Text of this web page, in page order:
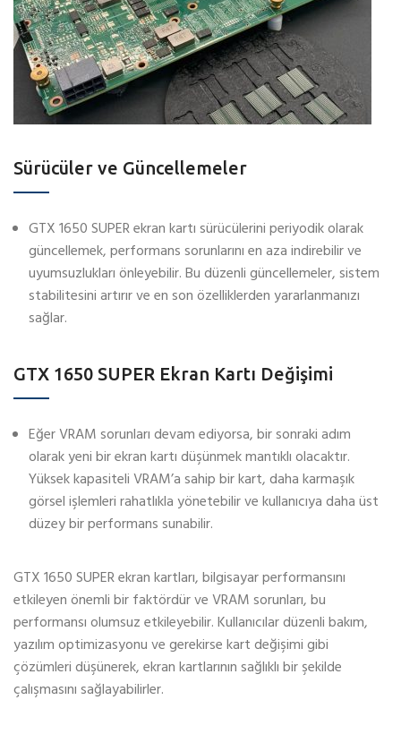
Sürücüler ve Güncellemeler
GTX 1650 SUPER ekran kartı sürücülerini periyodik olarak
güncellemek, performans sorunlarını en aza indirebilir ve
uyumsuzlukları önleyebilir. Bu düzenli güncellemeler, sistem
stabilitesini artırır ve en son özelliklerden yararlanmanızı
sağlar.
GTX 1650 SUPER Ekran Kartı Değişimi
Eğer VRAM sorunları devam ediyorsa, bir sonraki adım
olarak yeni bir ekran kartı düşünmek mantıklı olacaktır.
Yüksek kapasiteli VRAM’a sahip bir kart, daha karmaşık
görsel işlemleri rahatlıkla yönetebilir ve kullanıcıya daha üst
düzey bir performans sunabilir.
GTX 1650 SUPER ekran kartları, bilgisayar performansını
etkileyen önemli bir faktördür ve VRAM sorunları, bu
performansı olumsuz etkileyebilir. Kullanıcılar düzenli bakım,
yazılım optimizasyonu ve gerekirse kart değişimi gibi
çözümleri düşünerek, ekran kartlarının sağlıklı bir şekilde
çalışmasını sağlayabilirler.